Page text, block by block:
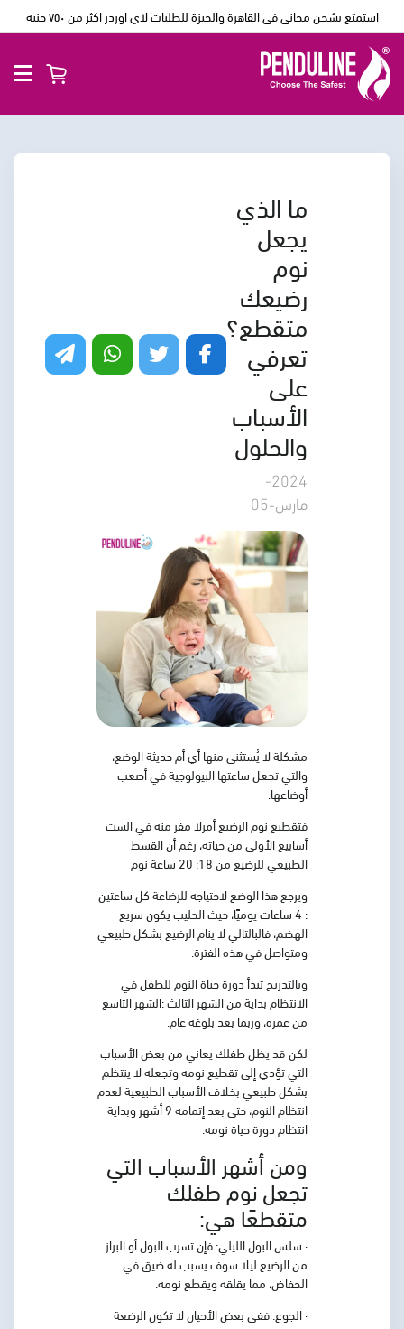
استمتع بشحن مجانى فى القاهرة والجيزة للطلبات لاي اوردر اكثر من ٧٥٠ جنية
ما الذي
يجعل
نوم
رضيعك
متقطع؟
تعرفي
على
الأسباب
والحلول
2024-
مارس-05
مشكلة لا يُستثنى منها أي أم حديثة الوضع،
والتي تجعل ساعتها البيولوجية في أصعب
أوضاعها.
فتقطيع نوم الرضيع أمرلا مفر منه في الست
أسابيع الأولى من حياته، رغم أن القسط
الطبيعي للرضيع من 18: 20 ساعة نوم
ويرجع هذا الوضع لاحتياجه للرضاعة كل ساعتين
: 4 ساعات يوميًا، حيث الحليب يكون سريع
الهضم، فالبالتالي لا ينام الرضيع بشكل طبيعي
ومتواصل في هذه الفترة.
وبالتدريج تبدأ دورة حياة النوم للطفل في
الانتظام بداية من الشهر الثالث :الشهر التاسع
من عمره، وربما بعد بلوغه عام.
لكن قد يظل طفلك يعاني من بعض الأسباب
التي تؤدي إلى تقطيع نومه وتجعله لا ينتظم
بشكل طبيعي بخلاف الأسباب الطبيعية لعدم
انتظام النوم، حتى بعد إتمامه 9 أشهر وبداية
انتظام دورة حياة نومه.
ومن أشهر الأسباب التي
تجعل نوم طفلك
متقطعًا هي:
· سلس البول الليلي: فإن تسرب البول أو البراز
من الرضيع ليلا سوف يسبب له ضيق في
الحفاض، مما يقلقه ويقطع نومه.
· الجوع: ففي بعض الأحيان لا تكون الرضعة